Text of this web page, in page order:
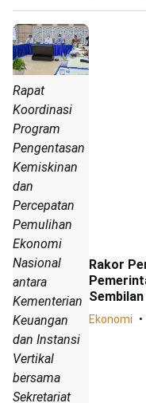
Rapat
Koordinasi
Program
Pengentasan
Kemiskinan
dan
Percepatan
Pemulihan
Ekonomi
Nasional
antara
Kementerian
Keuangan
dan Instansi
Vertikal
bersama
Sekretariat
Rakor
Sembilan
Ekonomi